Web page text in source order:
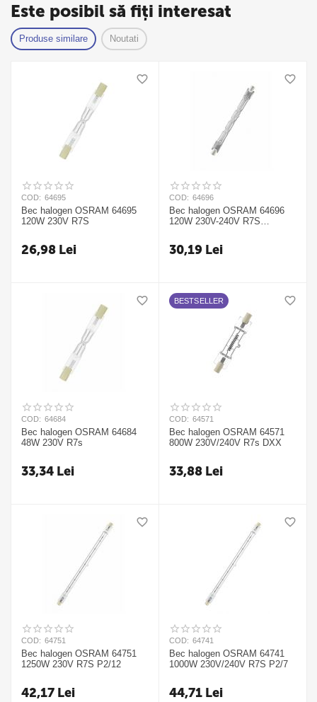
Este posibil să fiți interesat
Produse similare Noutati
COD: 64695
Bec halogen OSRAM 64695
120W 230V R7S
26,98 Lei
COD: 64696
Bec halogen OSRAM 64696
120W 230V-240V R7S
30,19 Lei
COD: 64684
Bec halogen OSRAM 64684
48W 230V R7s
33,34 Lei
BESTSELLER
COD: 64571
Bec halogen OSRAM 64571
800W 230V/240V R7s DXX
33,88 Lei
COD: 64751
Bec halogen OSRAM 64751
1250W 230V R7S P2/12
42,17 Lei
COD: 64741
Bec halogen OSRAM 64741
1000W 230V/240V R7S P2/7
44,71 Lei